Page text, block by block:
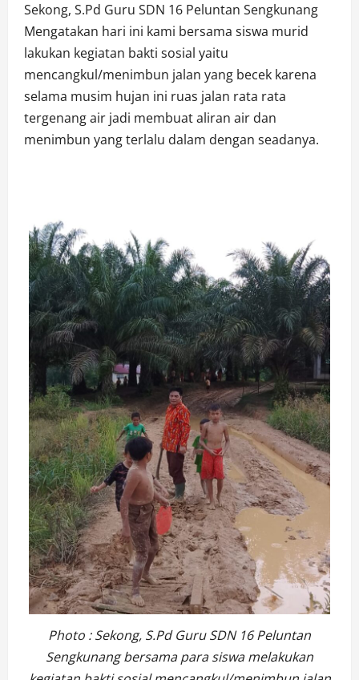
Sekong, S.Pd Guru SDN 16 Peluntan Sengkunang
Mengatakan hari ini kami bersama siswa murid
lakukan kegiatan bakti sosial yaitu
mencangkul/menimbun jalan yang becek karena
selama musim hujan ini ruas jalan rata rata
tergenang air jadi membuat aliran air dan
menimbun yang terlalu dalam dengan seadanya.
Photo : Sekong, S.Pd Guru SDN 16 Peluntan
Sengkunang bersama para siswa melakukan